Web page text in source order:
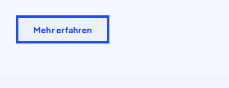
Mehr erfahren